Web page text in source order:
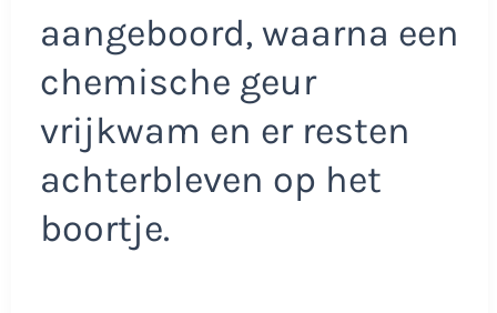
aangeboord, waarna een
chemische geur
vrijkwam en er resten
achterbleven op het
boortje.